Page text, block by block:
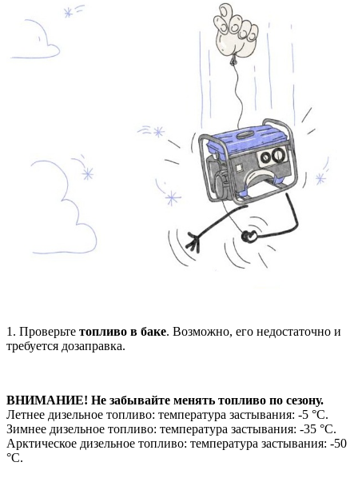
1. Проверьте топливо в баке. Возможно, его недостаточно и
требуется дозаправка.
ВНИМАНИЕ! Не забывайте менять топливо по сезону.
Летнее дизельное топливо: температура застывания: -5 °C.
Зимнее дизельное топливо: температура застывания: -35 °C.
Арктическое дизельное топливо: температура застывания: -50
°C.